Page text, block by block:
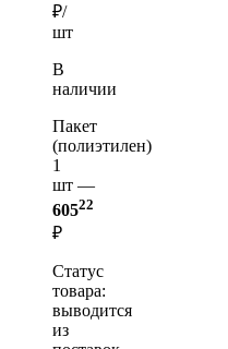
₽/
шт
В
наличии
Пакет
(полиэтилен)
1
шт —
60522
₽
Статус
товара:
выводится
из